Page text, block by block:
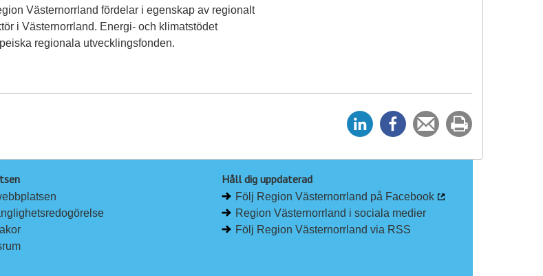
Västernorrland fördelar i egenskap av regionalt
i Västernorrland. Energi- och klimatstödet
regionala utvecklingsfonden.
e
p
å
L
e
p
å
F
Tipsa
en
ut
Håll dig uppdaterad
Följ Region Västernorrland på Facebook
Region Västernorrland i sociala medier
Följ Region Västernorrland via RSS